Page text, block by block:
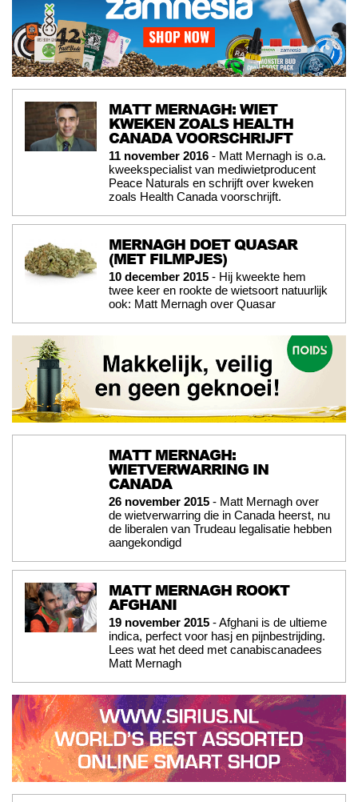
MATT MERNAGH: WIET
KWEKEN ZOALS HEALTH
CANADA VOORSCHRIJFT
11 november 2016 - Matt Mernagh is o.a.
kweekspecialist van mediwietproducent
Peace Naturals en schrijft over kweken
zoals Health Canada voorschrijft.
MERNAGH DOET QUASAR
(MET FILMPJES)
10 december 2015 - Hij kweekte hem
twee keer en rookte de wietsoort natuurlijk
ook: Matt Mernagh over Quasar
MATT MERNAGH:
WIETVERWARRING IN
CANADA
26 november 2015 - Matt Mernagh over
de wietverwarring die in Canada heerst, nu
de liberalen van Trudeau legalisatie hebben
aangekondigd
MATT MERNAGH ROOKT
AFGHANI
19 november 2015 - Afghani is de ultieme
indica, perfect voor hasj en pijnbestrijding.
Lees wat het deed met canabiscanadees
Matt Mernagh